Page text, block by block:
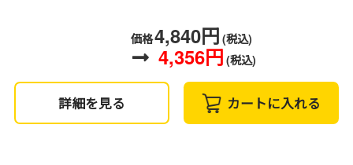
価格4,840円 (税込)
4,356円 (税込)
詳細を見る カートに入れる